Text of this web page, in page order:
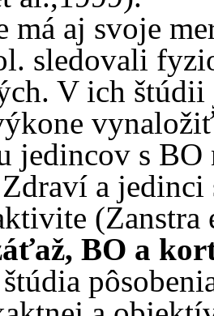
má aj svoje
sledovali
V ich
jedincov s
a
(Zanstra
BO a